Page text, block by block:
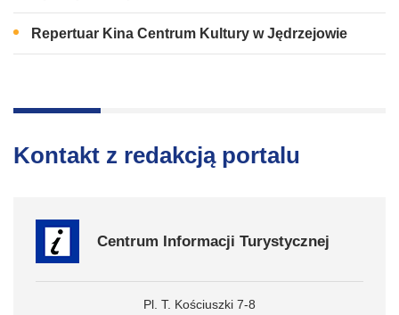
Repertuar Kina Centrum Kultury w Jędrzejowie
Kontakt z redakcją portalu
Centrum Informacji Turystycznej
Pl. T. Kościuszki 7-8